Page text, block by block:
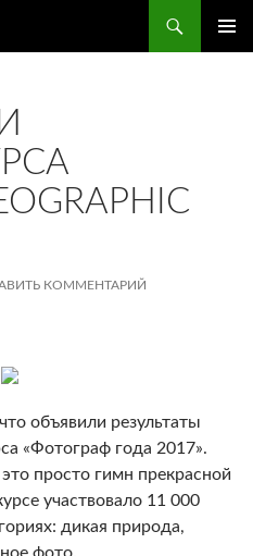
КОММЕНТАРИЙ
объявили результаты
«Фотограф года 2017».
просто гимн прекрасной
участвовало 11 000
дикая природа,